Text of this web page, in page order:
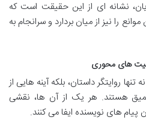
نشانه ای از این حقیقت است که
را نیز از میان بردارد و سرانجام به
های محوری
روایتگر داستان، بلکه آینه هایی از
هستند. هر یک از آن ها، نقشی
های نویسنده ایفا می کنند.